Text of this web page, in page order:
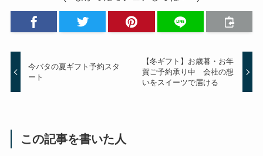
今バタの夏ギフト予約スタ
ート
【冬ギフト】お歳暮・お年
賀ご予約承り中 会社の想
いをスイーツで届ける
この記事を書いた人